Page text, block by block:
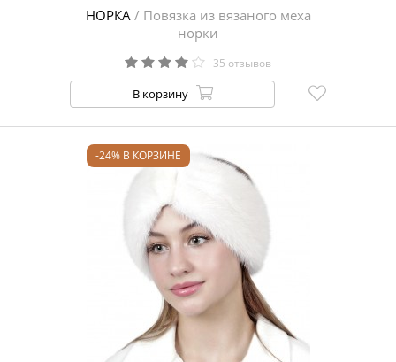
НОРКА/ Повязка из вязаного меха
норки
35 отзывов
В корзину
-24% В КОРЗИНЕ